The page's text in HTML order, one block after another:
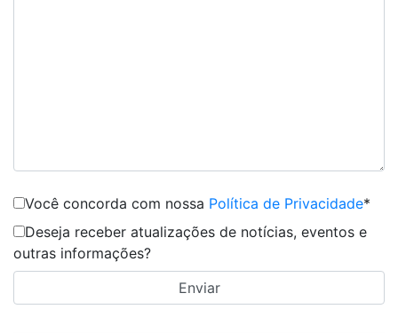
Você concorda com nossa Política de Privacidade*
Deseja receber atualizações de notícias, eventos e
outras informações?